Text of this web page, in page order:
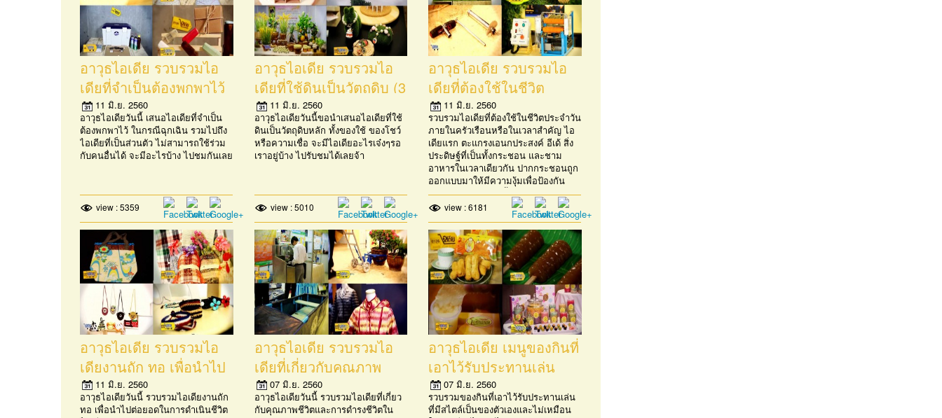
อาวุธไอเดีย รวบรวมไอ
เดียที่จำเป็นต้องพกพาไว้
ในกรณีฉุกเฉิน (4
มิถุนายน 2560)
11 มิ.ย. 2560
อาวุธไอเดียวันนี้ เสนอไอเดียที่จำเป็น
ต้องพกพาไว้ ในกรณีฉุกเฉิน รวมไปถึง
ไอเดียที่เป็นส่วนตัว ไม่สามารถใช้ร่วม
กับคนอื่นได้ จะมีอะไรบ้าง ไปชมกันเลย
view : 5359
อาวุธไอเดีย รวบรวมไอ
เดียที่ใช้ดินเป็นวัตถุดิบ (3
มิถุนายน 2560)
11 มิ.ย. 2560
อาวุธไอเดียวันนี้ขอนำเสนอไอเดียที่ใช้
ดินเป็นวัตถุดิบหลัก ทั้งของใช้ ของโชว์
หรือความเชื่อ จะมีไอเดียอะไรเจ๋งๆรอ
เราอยู่บ้าง ไปรับชมได้เลยจ้า
view : 5010
อาวุธไอเดีย รวบรวมไอ
เดียที่ต้องใช้ในชีวิต
ประจำวันภายในครัว
เรือนหรือในเวลาสำคัญ
(28 พฤษภาคม 2560)
11 มิ.ย. 2560
รวบรวมไอเดียที่ต้องใช้ในชีวิตประจำวัน
ภายในครัวเรือนหรือในเวลาสำคัญ ไอ
เดียแรก ตะแกรงเอนกประสงค์ อีเด้ สิ่ง
ประดิษฐ์ที่เป็นทั้งกระชอน และชาม
อาหารในเวลาเดียวกัน ปากกระชอนถูก
ออกแบบมาให้มีความงุ้มเพื่อป้องกัน
อาหารหล่นขณะเทน้ำ พร้อมเพิ่มที่จับ
บริเวณด้านข้าง ช่วย
view : 6181
อาวุธไอเดีย รวบรวมไอ
เดียงานถัก ทอ เพื่อนำไป
ต่อยอดในการดำเนินชีวิต
(27 พฤษภาคม 2560)
11 มิ.ย. 2560
อาวุธไอเดียวันนี้ รวบรวมไอเดียงานถัก
ทอ เพื่อนำไปต่อยอดในการดำเนินชีวิต
อาวุธไอเดีย รวบรวมไอ
เดียที่เกี่ยวกับคุณภาพ
ชีวิตและการดำรงชีวิตใน
ยามคับขัน (21
07 มิ.ย. 2560
อาวุธไอเดียวันนี้ รวบรวมไอเดียที่เกี่ยว
กับคุณภาพชีวิตและการดำรงชีวิตใน
อาวุธไอเดีย เมนูของกินที่
เอาไว้รับประทานเล่น
แบบมีสไตล์ที่ไม่เหมือน
ใคร (20 พฤษภาคม
07 มิ.ย. 2560
รวบรวมของกินที่เอาไว้รับประทานเล่น
ที่มีสไตล์เป็นของตัวเองและไม่เหมือน